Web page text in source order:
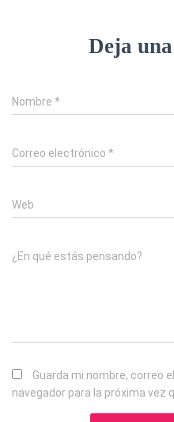
Deja
Nombre *
Correo electrónico *
Web
¿En qué estás pensando?
Guarda mi nombre, correo
navegador para la próxima vez